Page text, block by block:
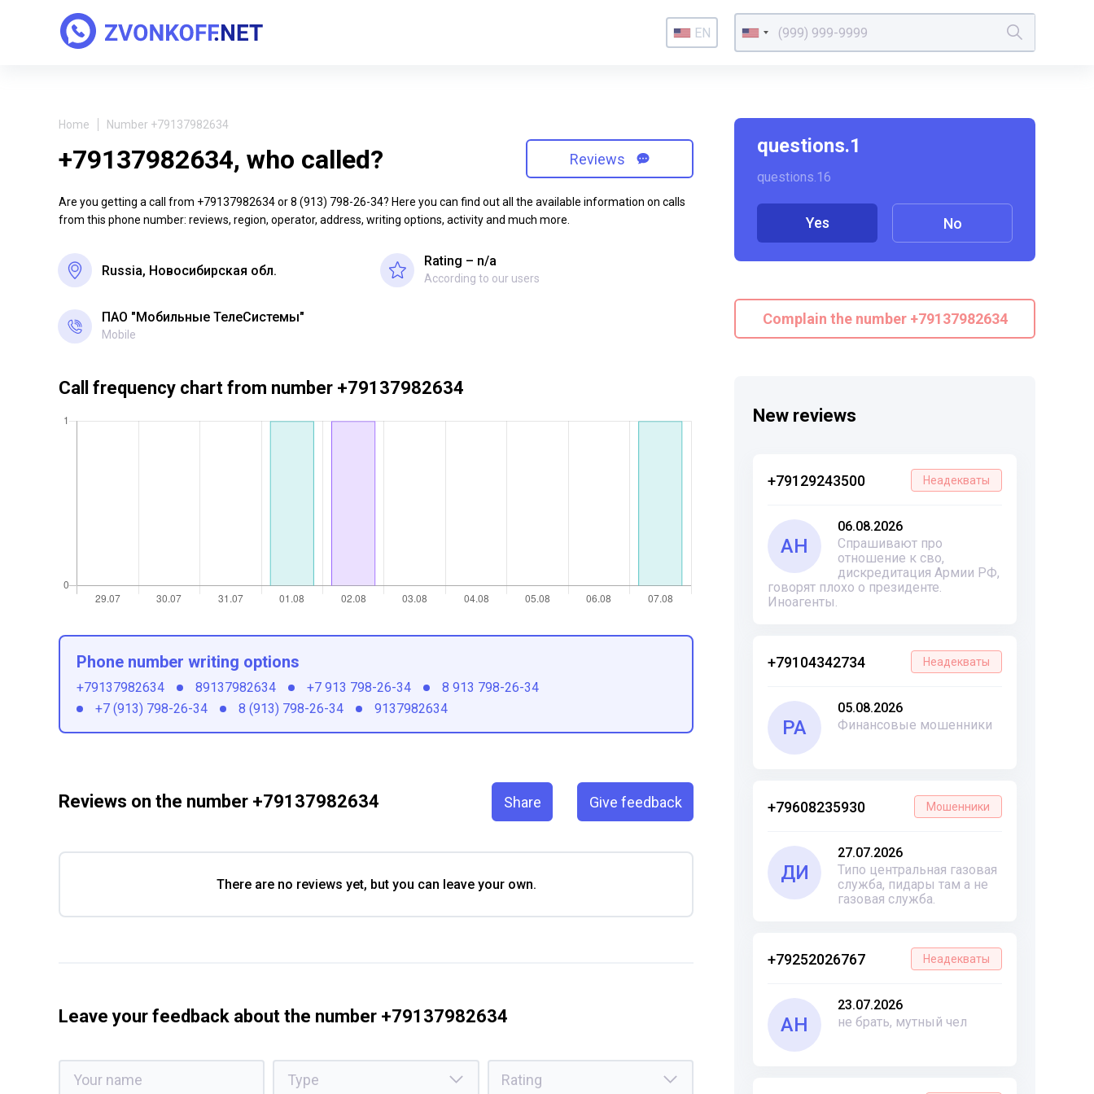
EN
Home Number +79137982634
+79137982634, who called? Reviews
Are you getting a call from +79137982634 or 8 (913) 798-26-34? Here you can find out all the available information on calls
from this phone number: reviews, region, operator, address, writing options, activity and much more.
Russia, Новосибирская обл.
Rating – n/a
According to our users
ПАО "Мобильные ТелеСистемы"
Mobile
questions.1
questions.16
Yes No
Complain the number +79137982634
New reviews
+79129243500 Неадекваты
АН
06.08.2026
Спрашивают про
отношение к сво,
дискредитация Армии РФ,
говорят плохо о президенте.
Иноагенты.
+79104342734 Неадекваты
РА
05.08.2026
Финансовые мошенники
+79608235930 Мошенники
ДИ
27.07.2026
Типо центральная газовая
служба, пидары там а не
газовая служба.
+79252026767 Неадекваты
АН
23.07.2026
не брать, мутный чел
Call frequency chart from number +79137982634
Phone number writing options
+79137982634 89137982634 +7 913 798-26-34
8 913 798-26-34
+7 (913) 798-26-34
8 (913) 798-26-34 9137982634
Reviews on the number +79137982634 Share Give feedback
There are no reviews yet, but you can leave your own.
Leave your feedback about the number +79137982634